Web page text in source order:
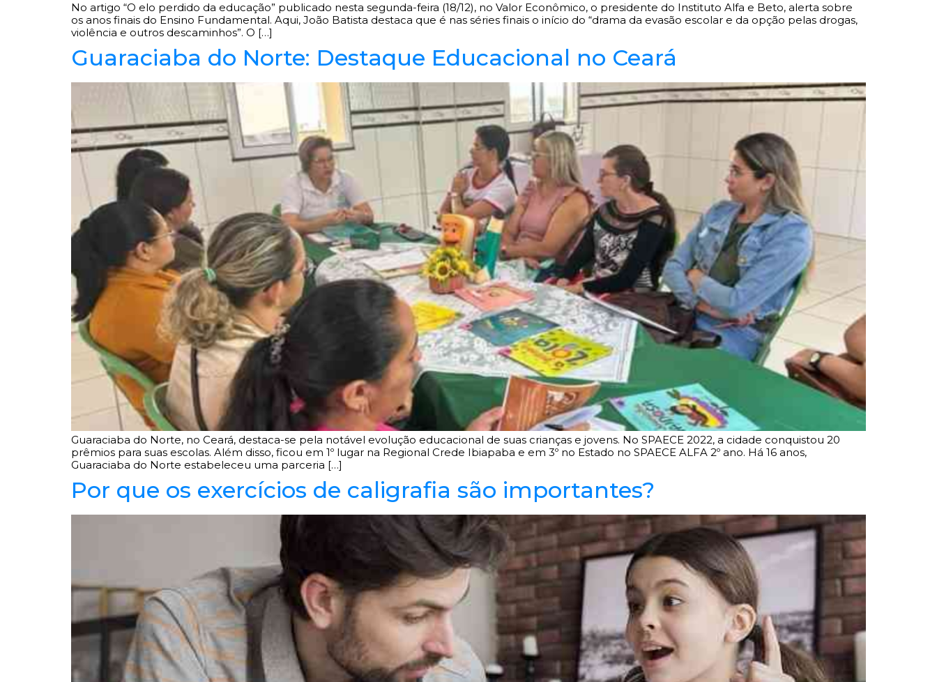
No artigo “O elo perdido da educação” publicado nesta segunda-feira (18/12), no Valor Econômico, o presidente do Instituto Alfa e Beto, alerta sobre
os anos finais do Ensino Fundamental. Aqui, João Batista destaca que é nas séries finais o início do “drama da evasão escolar e da opção pelas drogas,
violência e outros descaminhos”. O […]
Guaraciaba do Norte: Destaque Educacional no Ceará
Guaraciaba do Norte, no Ceará, destaca-se pela notável evolução educacional de suas crianças e jovens. No SPAECE 2022, a cidade conquistou 20
prêmios para suas escolas. Além disso, ficou em 1º lugar na Regional Crede Ibiapaba e em 3º no Estado no SPAECE ALFA 2º ano. Há 16 anos,
Guaraciaba do Norte estabeleceu uma parceria […]
Por que os exercícios de caligrafia são importantes?